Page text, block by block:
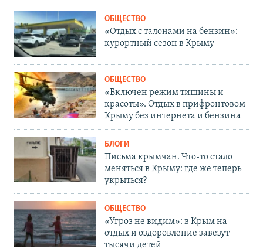
ОБЩЕСТВО
«Отдых с талонами на бензин»:
курортный сезон в Крыму
ОБЩЕСТВО
«Включен режим тишины и
красоты». Отдых в прифронтовом
Крыму без интернета и бензина
БЛОГИ
Письма крымчан. Что-то стало
меняться в Крыму: где же теперь
укрыться?
ОБЩЕСТВО
«Угроз не видим»: в Крым на
отдых и оздоровление завезут
тысячи детей